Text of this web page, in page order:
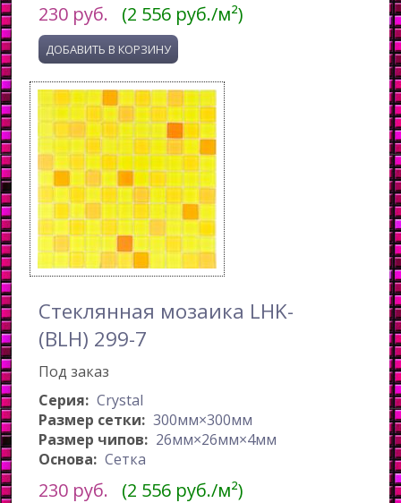
230 руб. (2 556 руб./м²)
Стеклянная мозаика LHK-
(BLH) 299-7
Под заказ
Серия: Crystal
Размер сетки: 300мм×300мм
Размер чипов: 26мм×26мм×4мм
Основа: Сетка
230 руб. (2 556 руб./м²)